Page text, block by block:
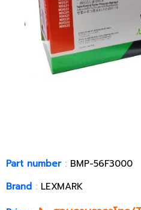
Part number: BMP-56F3000
Brand : LEXMARK